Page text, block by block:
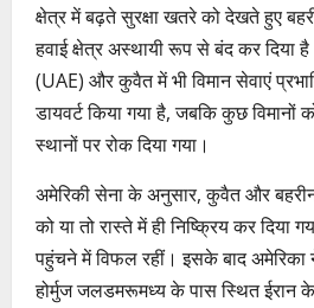
क्षेत्र में बढ़ते सुरक्षा खतरे को देखते हुए
हवाई क्षेत्र अस्थायी रूप से बंद कर दिया
(UAE) और कुवैत में भी विमान सेवाएं
डायवर्ट किया गया है, जबकि कुछ विमानों
स्थानों पर रोक दिया गया।
अमेरिकी सेना के अनुसार, कुवैत और बहरीन
को या तो रास्ते में ही निष्क्रिय कर दिया
पहुंचने में विफल रहीं। इसके बाद अमेरिका
होर्मुज जलडमरूमध्य के पास स्थित ईरान